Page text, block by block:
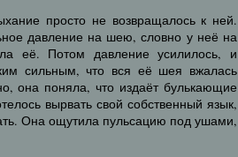
просто не возвращалось к ней.
давление на шею, словно у неё на
её. Потом давление усилилось, и
сильным, что вся её шея вжалась
она поняла, что издаёт булькающие
вырвать свой собственный язык,
Она ощутила пульсацию под ушами,